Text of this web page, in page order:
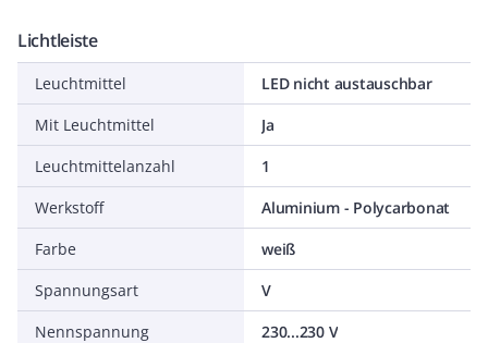
Lichtleiste
Leuchtmittel
LED nicht austauschbar
Mit Leuchtmittel
Ja
Leuchtmittelanzahl
1
Werkstoff
Aluminium - Polycarbonat
Farbe
weiß
Spannungsart
V
Nennspannung
230...230 V